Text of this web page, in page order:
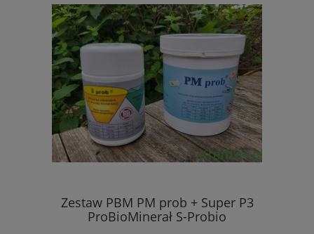
Zestaw PBM PM prob + Super P3
ProBioMinerał S-Probio